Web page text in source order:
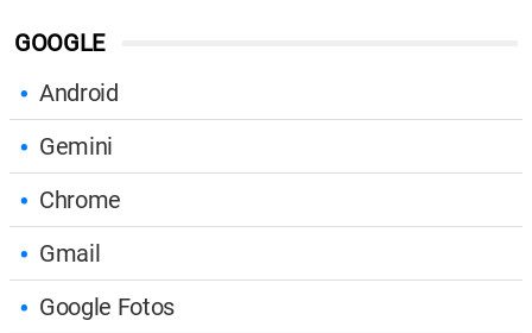
GOOGLE
Android
Gemini
Chrome
Gmail
Google Fotos